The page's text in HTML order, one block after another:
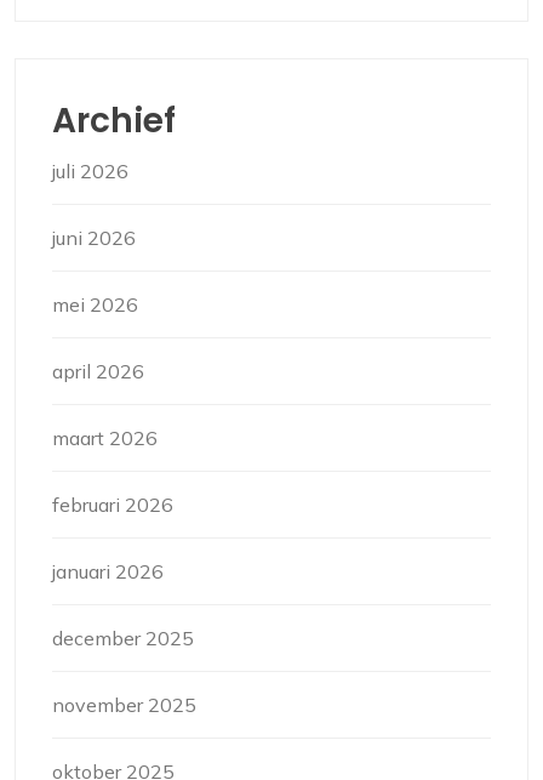
Archief
juli 2026
juni 2026
mei 2026
april 2026
maart 2026
februari 2026
januari 2026
december 2025
november 2025
oktober 2025